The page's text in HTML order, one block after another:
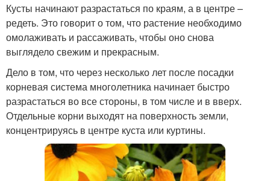
Кусты начинают разрастаться по краям, а в центре –
редеть. Это говорит о том, что растение необходимо
омолаживать и рассаживать, чтобы оно снова
выглядело свежим и прекрасным.
Дело в том, что через несколько лет после посадки
корневая система многолетника начинает быстро
разрастаться во все стороны, в том числе и в вверх.
Отдельные корни выходят на поверхность земли,
концентрируясь в центре куста или куртины.